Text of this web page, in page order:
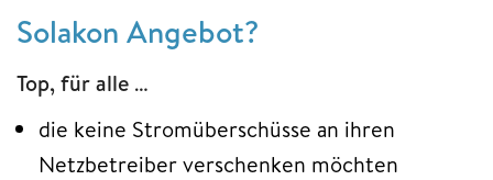
Solakon Angebot?
Top, für alle …
die keine Stromüberschüsse an ihren
Netzbetreiber verschenken möchten